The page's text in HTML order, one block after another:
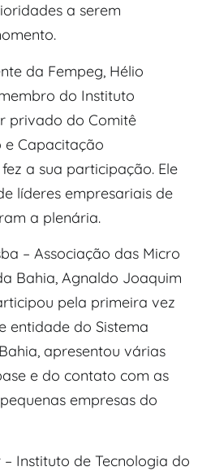
a serem
da Fempeg, Hélio
do Instituto
privado do Comitê
e Capacitação
a sua participação. Ele
líderes empresariais de
a plenária.
– Associação das Micro
Bahia, Agnaldo Joaquim
pela primeira vez
entidade do Sistema
apresentou várias
e do contato com as
empresas do
Instituto de Tecnologia do